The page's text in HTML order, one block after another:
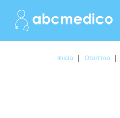
Inicio | Otorrino |